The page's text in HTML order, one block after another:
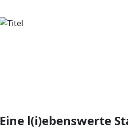
Eine l(i)ebenswerte